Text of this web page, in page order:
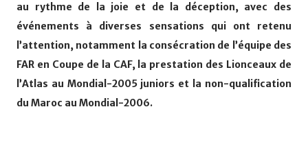
au rythme de la joie et de la déception, avec des
événements à diverses sensations qui ont retenu
l’attention, notamment la consécration de l’équipe des
FAR en Coupe de la CAF, la prestation des Lionceaux de
l’Atlas au Mondial-2005 juniors et la non-qualification
du Maroc au Mondial-2006.